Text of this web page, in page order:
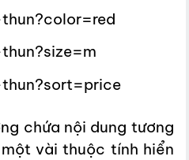
chứa nội dung tương
vài thuộc tính hiển